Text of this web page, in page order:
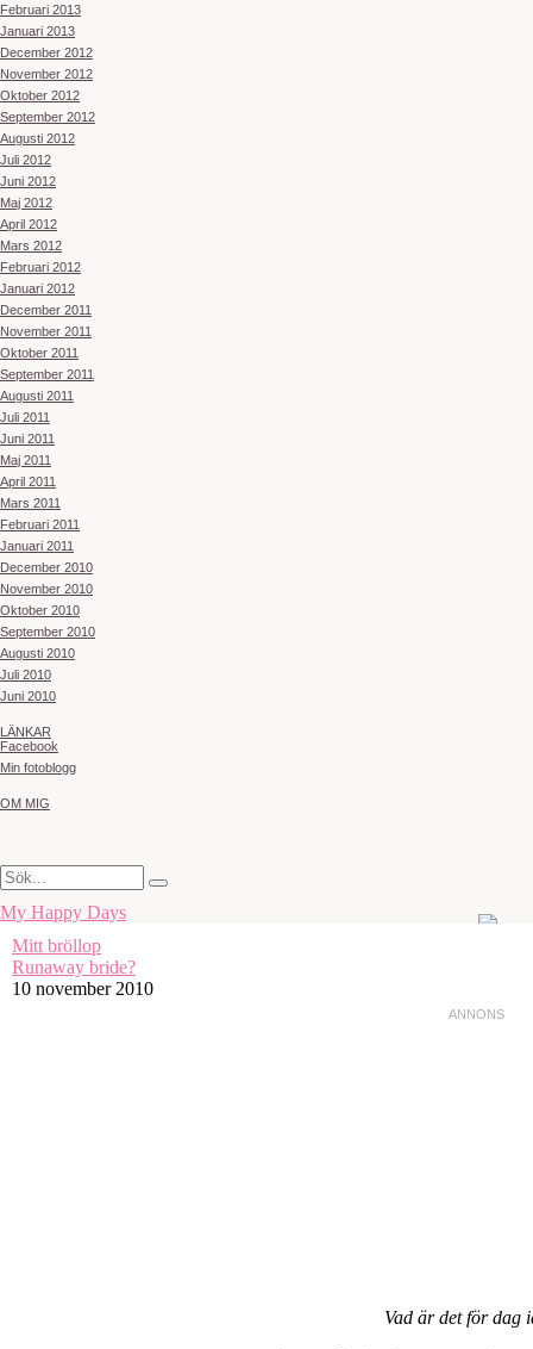
Februari 2013
Januari 2013
December 2012
November 2012
Oktober 2012
September 2012
Augusti 2012
Juli 2012
Juni 2012
Maj 2012
April 2012
Mars 2012
Februari 2012
Januari 2012
December 2011
November 2011
Oktober 2011
September 2011
Augusti 2011
Juli 2011
Juni 2011
Maj 2011
April 2011
Mars 2011
Februari 2011
Januari 2011
December 2010
November 2010
Oktober 2010
September 2010
Augusti 2010
Juli 2010
Juni 2010
LÄNKAR
Facebook
Min fotoblogg
OM MIG
My Happy Days
Mitt bröllop
Runaway bride?
10 november 2010
Vad är det för dag